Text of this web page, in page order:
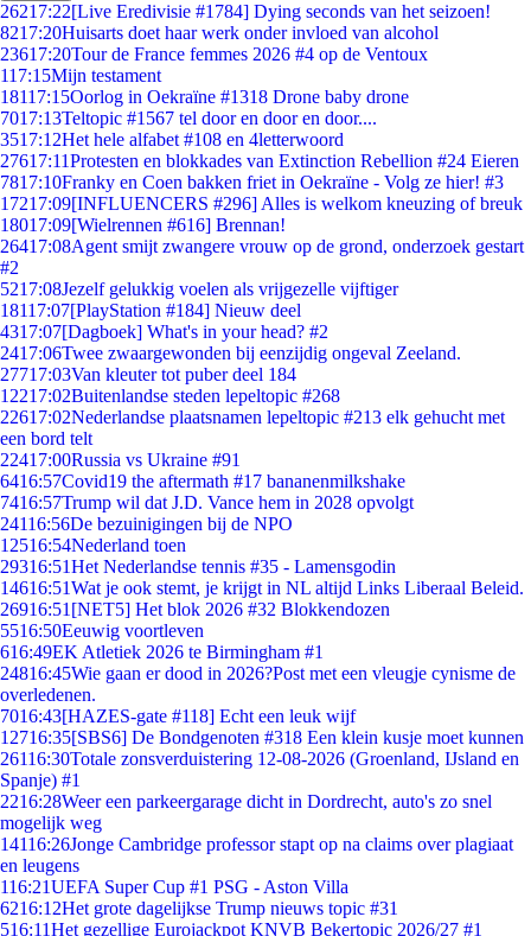
26217:22[Live Eredivisie #1784] Dying seconds van het seizoen!
8217:20Huisarts doet haar werk onder invloed van alcohol
23617:20Tour de France femmes 2026 #4 op de Ventoux
117:15Mijn testament
18117:15Oorlog in Oekraïne #1318 Drone baby drone
7017:13Teltopic #1567 tel door en door en door....
3517:12Het hele alfabet #108 en 4letterwoord
27617:11Protesten en blokkades van Extinction Rebellion #24 Eieren
7817:10Franky en Coen bakken friet in Oekraïne - Volg ze hier! #3
17217:09[INFLUENCERS #296] Alles is welkom kneuzing of breuk
18017:09[Wielrennen #616] Brennan!
26417:08Agent smijt zwangere vrouw op de grond, onderzoek gestart
#2
5217:08Jezelf gelukkig voelen als vrijgezelle vijftiger
18117:07[PlayStation #184] Nieuw deel
4317:07[Dagboek] What's in your head? #2
2417:06Twee zwaargewonden bij eenzijdig ongeval Zeeland.
27717:03Van kleuter tot puber deel 184
12217:02Buitenlandse steden lepeltopic #268
22617:02Nederlandse plaatsnamen lepeltopic #213 elk gehucht met
een bord telt
22417:00Russia vs Ukraine #91
6416:57Covid19 the aftermath #17 bananenmilkshake
7416:57Trump wil dat J.D. Vance hem in 2028 opvolgt
24116:56De bezuinigingen bij de NPO
12516:54Nederland toen
29316:51Het Nederlandse tennis #35 - Lamensgodin
14616:51Wat je ook stemt, je krijgt in NL altijd Links Liberaal Beleid.
26916:51 [NET5] Het blok 2026 #32 Blokkendozen
5516:50Eeuwig voortleven
616:49EK Atletiek 2026 te Birmingham #1
24816:45Wie gaan er dood in 2026?Post met een vleugje cynisme de
overledenen.
7016:43[HAZES-gate #118] Echt een leuk wijf
12716:35[SBS6] De Bondgenoten #318 Een klein kusje moet kunnen
26116:30Totale zonsverduistering 12-08-2026 (Groenland, IJsland en
Spanje) #1
2216:28Weer een parkeergarage dicht in Dordrecht, auto's zo snel
mogelijk weg
14116:26Jonge Cambridge professor stapt op na claims over plagiaat
en leugens
116:21UEFA Super Cup #1 PSG - Aston Villa
6216:12Het grote dagelijkse Trump nieuws topic #31
516:11Het gezellige Eurojackpot KNVB Bekertopic 2026/27 #1